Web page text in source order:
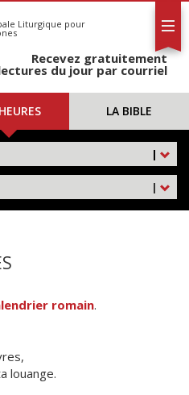
Liturgique pour
Recevez gratuitement
du jour par courriel
LA BIBLE
|
|
romain.
louange.